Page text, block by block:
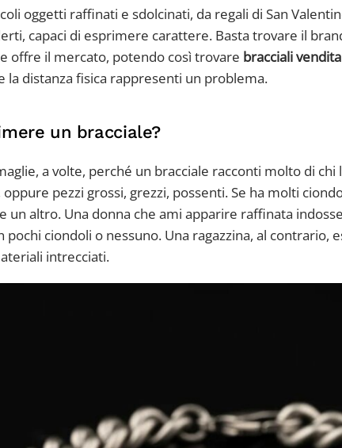
oggetti raffinati e sdolcinati, da regali di San
capaci di esprimere carattere. Basta trovare il
offre il mercato, potendo così trovare bracciali
la distanza fisica rappresenti un problema.
un bracciale?
a volte, perché un bracciale racconti molto di chi
pezzi grossi, grezzi, possenti. Se ha molti
un altro. Una donna che ami apparire raffinata
pochi ciondoli o nessuno. Una ragazzina, al contrario,
intrecciati.